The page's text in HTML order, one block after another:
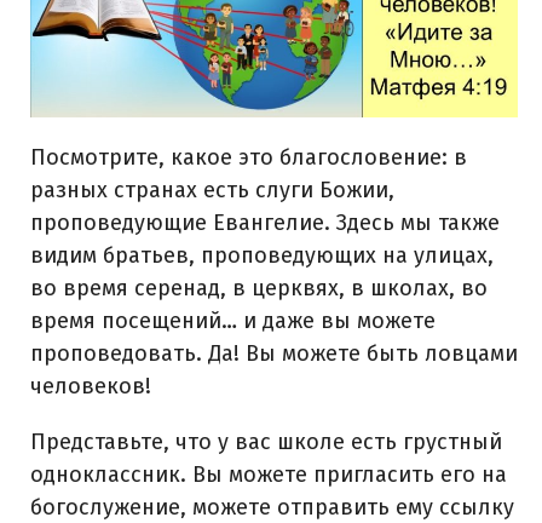
Посмотрите, какое это благословение: в
разных странах есть слуги Божии,
проповедующие Евангелие. Здесь мы также
видим братьев, проповедующих на улицах,
во время серенад, в церквях, в школах, во
время посещений… и даже вы можете
проповедовать. Да! Вы можете быть ловцами
человеков!
Представьте, что у вас школе есть грустный
одноклассник. Вы можете пригласить его на
богослужение, можете отправить ему ссылку